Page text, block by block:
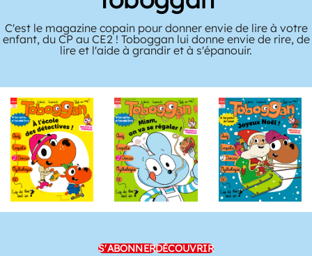
C'est le magazine copain pour donner envie de lire à votre
enfant, du CP au CE2 ! Toboggan lui donne envie de rire, de
lire et l'aide à grandir et à s'épanouir.
S'ABONNERDÉCOUVRIR